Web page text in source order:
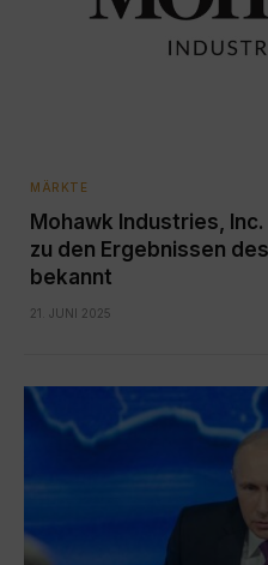
MÄRKTE
Mohawk Industries,
zu den Ergebnissen
bekannt
21. JUNI 2025